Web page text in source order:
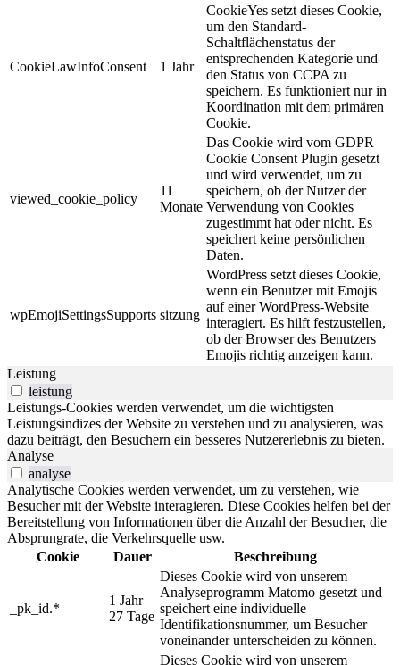
CookieLawInfoConsent 1 Jahr
CookieYes setzt dieses Cookie,
um den Standard-
Schaltflächenstatus der
entsprechenden Kategorie und
den Status von CCPA zu
speichern. Es funktioniert nur in
Koordination mit dem primären
Cookie.
viewed_cookie_policy
11
Monate
Das Cookie wird vom GDPR
Cookie Consent Plugin gesetzt
und wird verwendet, um zu
speichern, ob der Nutzer der
Verwendung von Cookies
zugestimmt hat oder nicht. Es
speichert keine persönlichen
Daten.
wpEmojiSettingsSupports sitzung
WordPress setzt dieses Cookie,
wenn ein Benutzer mit Emojis
auf einer WordPress-Website
interagiert. Es hilft festzustellen,
ob der Browser des Benutzers
Emojis richtig anzeigen kann.
Leistung
leistung
Leistungs-Cookies werden verwendet, um die wichtigsten
Leistungsindizes der Website zu verstehen und zu analysieren, was
dazu beiträgt, den Besuchern ein besseres Nutzererlebnis zu bieten.
Analyse
analyse
Analytische Cookies werden verwendet, um zu verstehen, wie
Besucher mit der Website interagieren. Diese Cookies helfen bei der
Bereitstellung von Informationen über die Anzahl der Besucher, die
Absprungrate, die Verkehrsquelle usw.
Cookie
Dauer Beschreibung
_pk_id.*
1 Jahr
27 Tage
Dieses Cookie wird von unserem
Analyseprogramm Matomo gesetzt und
speichert eine individuelle
Identifikationsnummer, um Besucher
voneinander unterscheiden zu können.
Dieses Cookie wird von unserem